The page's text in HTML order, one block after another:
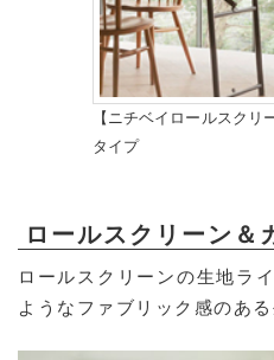
【ニチベイロールスク
タイプ
ロールスクリーン＆
ロールスクリーンの生地ラ
ようなファブリック感のあ